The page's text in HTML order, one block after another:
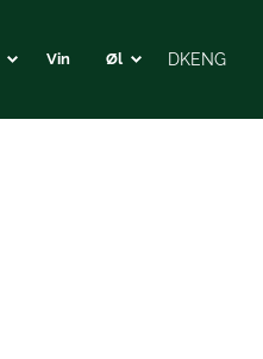
Vin Øl DKENG